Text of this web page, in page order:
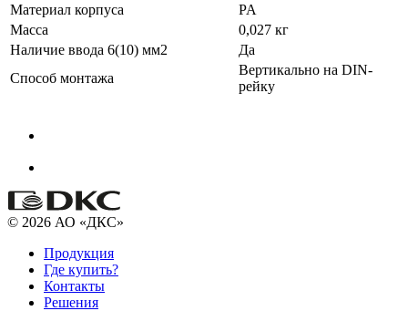
Материал корпуса
PA
Масса
0,027 кг
Наличие ввода 6(10) мм2
Да
Способ монтажа
Вертикально на DIN-
рейку
© 2026 АО «ДКС»
Продукция
Где купить?
Контакты
Решения